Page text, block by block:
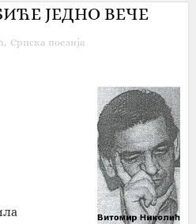
ЈЕДНО ВЕЧЕ
, Српска поезија